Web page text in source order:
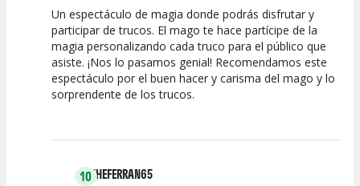
10
Calidad del
Espectáculo
10
Puesta en
Escena
10
Interpretación
artística
Un espectáculo de magia donde podrás disfrutar y
participar de trucos. El mago te hace partícipe de la
magia personalizando cada truco para el público que
asiste. ¡Nos lo pasamos genial! Recomendamos este
espectáculo por el buen hacer y carisma del mago y lo
sorprendente de los trucos.
10THEFERRAN65